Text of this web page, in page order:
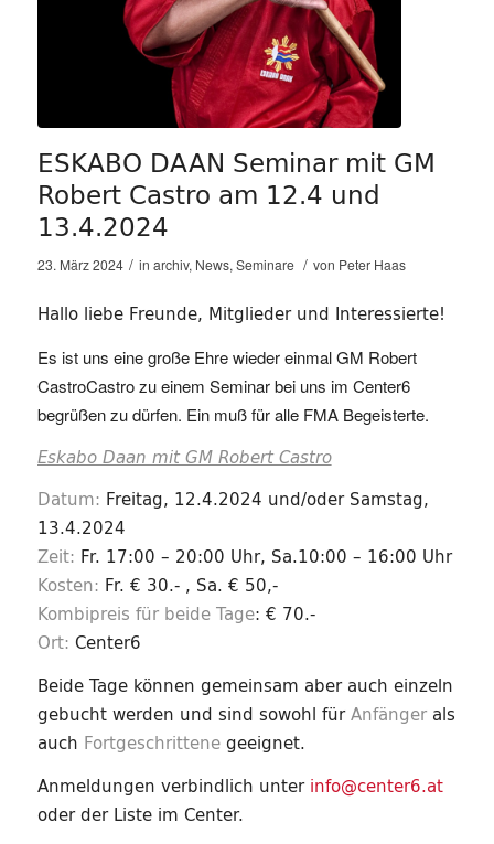
ESKABO DAAN Seminar mit GM
Robert Castro am 12.4 und
13.4.2024
23. März 2024 / in archiv, News,Seminare / von Peter Haas
Hallo liebe Freunde, Mitglieder und Interessierte!
Es ist uns eine große Ehre wieder einmal GM Robert
CastroCastro zu einem Seminar bei uns im Center6
begrüßen zu dürfen. Ein muß für alle FMA Begeisterte.
Eskabo Daan mit GM Robert Castro
Datum: Freitag, 12.4.2024 und/oder Samstag,
13.4.2024
Zeit: Fr. 17:00 – 20:00 Uhr, Sa.10:00 – 16:00 Uhr
Kosten: Fr. € 30.- , Sa. € 50,-
Kombipreis für beide Tage: € 70.-
Ort: Center6
Beide Tage können gemeinsam aber auch einzeln
gebucht werden und sind sowohl fürAnfänger als
auch Fortgeschrittenegeeignet.
Anmeldungen verbindlich unter info@center6.at
oder der Liste im Center.